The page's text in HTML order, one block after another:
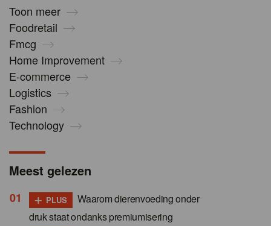
Toon meer
Foodretail
Fmcg
Home Improvement
E-commerce
Logistics
Fashion
Technology
Meest gelezen
+ PLUS
Waarom dierenvoeding onder
druk staat ondanks premiumisering